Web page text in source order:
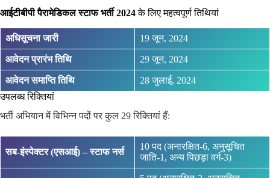
आईटीबीपी पैरामेडिकल स्टाफ भर्ती 2024के लिए महत्वपूर्ण तिथियां
अधिसूचना जारी 19 जून, 2024
आवेदन प्रारंभ तिथि 29 जून, 2024
आवेदन समाप्ति तिथि
28 जुलाई, 2024
उपलब्ध रिक्तियां
भर्ती अभियान में विभिन्न पदों पर कुल 29 रिक्तियां हैं:
सब-इंस्पेक्टर (एसआई) – स्टाफ नर्स
10 पद (अनारक्षित-6, अनुसूचित
जाति-1, अन्य पिछड़ा वर्ग-3)